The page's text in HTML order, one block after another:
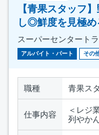
【青果スタッフ
し◎鮮度を見極め
スーパーセンタート
アルバイト・パート その
職種 青果ス
仕事内容
＜レジ
列やか